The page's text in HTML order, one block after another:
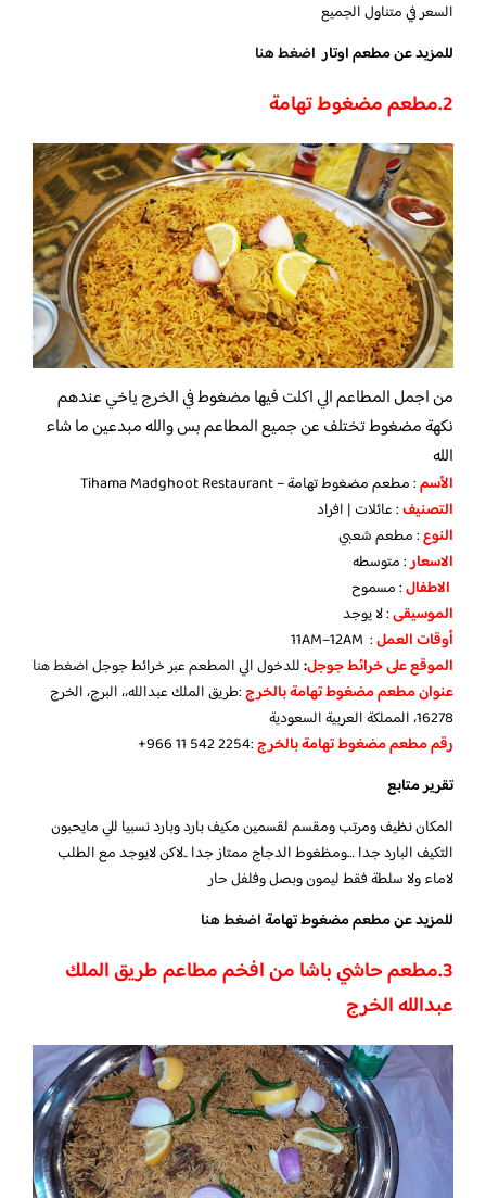
السعر في متناول الجميع
للمزيد عن مطعم اوتار اضغط هنا
2.مطعم مضغوط تهامة
من اجمل المطاعم الي اكلت فيها مضغوط في الخرج ياخي عندهم
نكهة مضغوط تختلف عن جميع المطاعم بس والله مبدعين ما شاء
الله
الأسم: مطعم مضغوط تهامة – Tihama Madghoot Restaurant
التصنيف: عائلات | افراد
النوع: مطعم شعبي
الاسعار: متوسطه
الاطفال: مسموح
الموسيقى: لا يوجد
أوقات العمل: 11AM–12AM
الموقع على خرائط جوجل:للدخول الي المطعم عبر خرائط جوجلاضغط هنا
عنوان مطعم مضغوط تهامة بالخرج:طريق الملك عبدالله،، البرج، الخرج
16278، المملكة العربية السعودية
رقم مطعم مضغوط تهامة بالخرج:‪+966 11 542 2254‬‏
تقرير متابع
المكان نظيف ومرتب ومقسم لقسمين مكيف بارد وبارد نسبيا للي مايحبون
التكيف البارد جدا …ومظغوط الدجاج ممتاز جدا ..لاكن لايوجد مع الطلب
لاماء ولا سلطة فقط ليمون وبصل وفلفل حار
للمزيد عن مطعم مضغوط تهامةاضغط هنا
3.مطعم حاشي باشا من افخم مطاعم طريق الملك
عبدالله الخرج